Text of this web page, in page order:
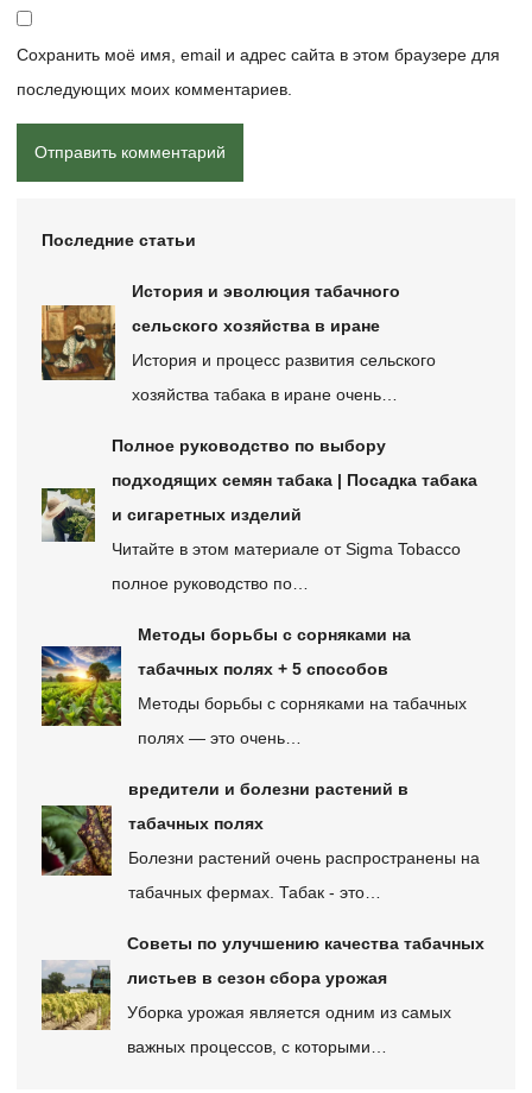
Сохранить моё имя, email и адрес сайта в этом браузере для
последующих моих комментариев.
Последние статьи
История и эволюция табачного
сельского хозяйства в иране
История и процесс развития сельского
хозяйства табака в иране очень…
Полное руководство по выбору
подходящих семян табака | Посадка табака
и сигаретных изделий
Читайте в этом материале от Sigma Tobacco
полное руководство по…
Методы борьбы с сорняками на
табачных полях + 5 способов
Методы борьбы с сорняками на табачных
полях — это очень…
вредители и болезни растений в
табачных полях
Болезни растений очень распространены на
табачных фермах. Табак - это…
Советы по улучшению качества табачных
листьев в сезон сбора урожая
Уборка урожая является одним из самых
важных процессов, с которыми…